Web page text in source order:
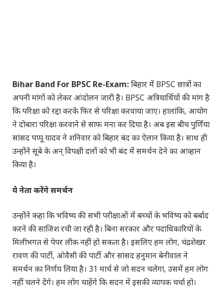
Bihar Band For BPSC Re-Exam:बिहार में BPSC छात्रों का
अपनी मांगों को लेकर आंदोलन जारी है। BPSC अत्रियार्थियों की मांग है
कि परिक्षा को रद्दा करके फिर से परिक्षा करवाया जाए। हालांकि, आयोग
ने दोबारा परिक्षा करवाने से साफ मना कर दिया है। अब इस बीच पुर्णिया
सांसद पप्पू यादव ने शनिवार को बिहार बंद का ऐलान किया है। साथ ही
उन्होंने सूबे के अन् विपक्षी दलों को भी बंद में समर्थन देने का आव्हान
किया है।
ये नेता करेंगे समर्थन
उन्होंने कहा कि भविष्य की सभी परीक्षाओं में बच्चों के भविष्य को बर्बाद
करने की साजिश रची जा रही है। बिना सरकार और पदाधिकारियों के
मिलीभगत से पेपर लीक नहीं हो सकता है। इसलिए हम लोग, चंद्रशेखर
रावण की पार्टी, ओवैसी की पार्टी और सांसद हनुमान बेनीवाल ने
समर्थन का निर्णय लिया है। 31 मार्च से जो सदन चलेगा, उसमें हम लोग
नहीं चलने देंगे। हम लोग चाहेंगे कि सदन में इसकी व्यापक चर्चा हो।